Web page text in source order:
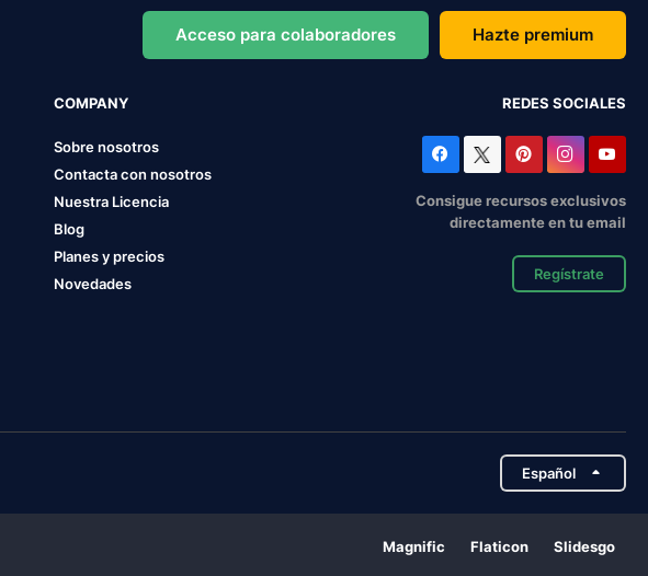
Acceso para colaboradores Hazte premium
COMPANY
Sobre nosotros
Contacta con nosotros
Nuestra Licencia
Blog
Planes y precios
Novedades
REDES SOCIALES
Consigue recursos exclusivos
directamente en tu email
Regístrate
Español
Magnific Flaticon Slidesgo